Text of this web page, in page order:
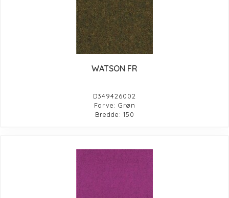
WATSON FR
D349426002
Farve: Grøn
Bredde: 150